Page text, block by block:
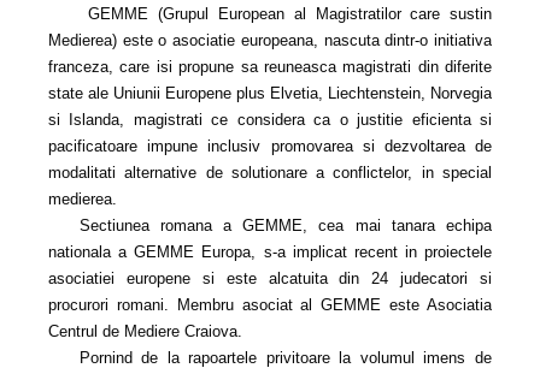
GEMME (Grupul European al Magistratilor care sustin
Medierea) este o asociatie europeana, nascuta dintr‑o initiativa
franceza, care isi propune sa reuneasca magistrati din diferite
state ale Uniunii Europene plus Elvetia, Liechtenstein, Norvegia
si Islanda, magistrati ce considera ca o justitie eficienta si
pacificatoare impune inclusiv promovarea si dezvoltarea de
modalitati alternative de solutionare a conflictelor, in special
medierea.
Sectiunea romana a GEMME, cea mai tanara echipa
nationala a GEMME Europa, s‑a implicat recent in proiectele
asociatiei europene si este alcatuita din 24 judecatori si
procurori romani. Membru asociat al GEMME este Asociatia
Centrul de Mediere Craiova.
Pornind de la rapoartele privitoare la volumul imens de